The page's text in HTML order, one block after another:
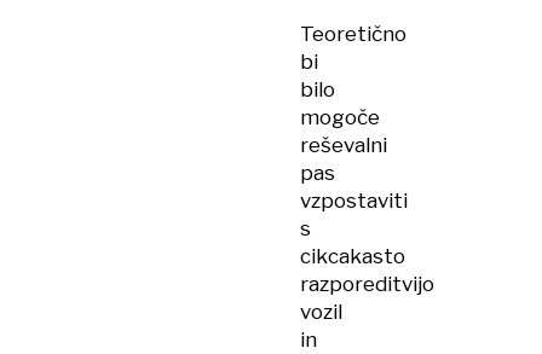
Teoretično
bi
bilo
mogoče
reševalni
pas
vzpostaviti
s
cikcakasto
razporeditvijo
vozil
in